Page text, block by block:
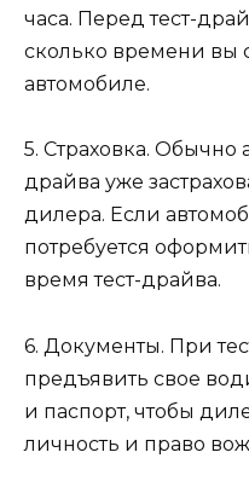
часа. Перед тест-
сколько времени вы
автомобиле.
5. Страховка. Обычно
драйва уже
дилера. Если
потребуется
время тест-драйва.
6. Документы. При
предъявить свое
и паспорт, чтобы
личность и право